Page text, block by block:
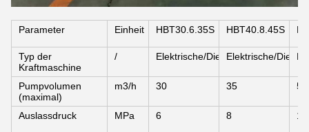
Parameter Einheit HBT30.6.35S HBT40.8.45S
Typ der
Kraftmaschine
/ Elektrische/Dieselmotor
Elektrische/
Pumpvolumen
(maximal)
m3/h 30 35 52
Auslassdruck MPa 6 8 10